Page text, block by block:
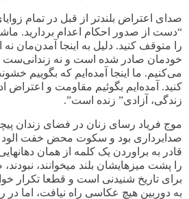
صدای اعتراض بلندتر از قبل در تمام
“دست از صدور احکام اعدام بردارید.
را متوقف کنید. دلیل به اینجا آمدن‌مان
خودمان صادر شده است و نه زندانی‌ست
می‌کنیم. ما اینجا آمده‌ایم که بگوییم
کنید. آمده‌ایم بگوئیم مقاومت و اعتراض
زندگی، آزادی” زنده است.”
موج فریاد رسای زنان در فضای زندان
صدابرداری بود و سکوت محض خفت
قادر به براوردن یک کلمه از همان
را پشت میزهایشان بلند میخوانند،
برای تاریخ شنیدنی است و قطعا تکرار
به دوربین هیچ عکاسی راه نیافت، اما